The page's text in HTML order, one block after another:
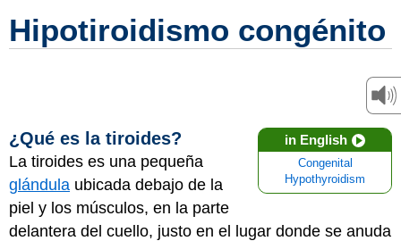
Hipotiroidismo congénito
in English
Congenital
Hypothyroidism
¿Qué es la tiroides?
La tiroides es una pequeña
glándula ubicada debajo de la
piel y los músculos, en la parte
delantera del cuello, justo en el lugar donde se anuda